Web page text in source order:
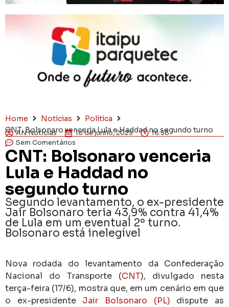
Home Notícias
Política
CNT: Bolsonaro venceria Lula e Haddad no segundo turno
AN Notícias 18 de junho, 2025
16:58
Sem Comentários
CNT: Bolsonaro venceria
Lula e Haddad no
segundo turno
Segundo levantamento, o ex-presidente
Jair Bolsonaro teria 43,9% contra 41,4%
de Lula em um eventual 2º turno.
Bolsonaro está inelegível
Nova rodada do levantamento da Confederação
Nacional do Transporte (CNT), divulgado nesta
terça-feira (17/6), mostra que, em um cenário em que
o ex-presidente Jair Bolsonaro (PL) dispute as